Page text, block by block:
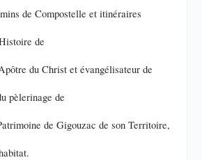
de Compostelle et itinéraires
de
du Christ et évangélisateur de
pèlerinage de
de Gigouzac de son Territoire,